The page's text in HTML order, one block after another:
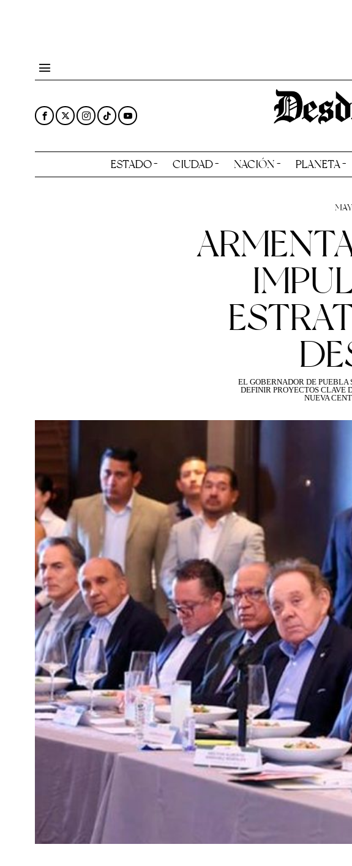
ESTADO CIUDAD NACIÓN PLANETA
EL GOBERNADOR DE PUEBLA
DEFINIR PROYECTOS CLAVE
NUEVA